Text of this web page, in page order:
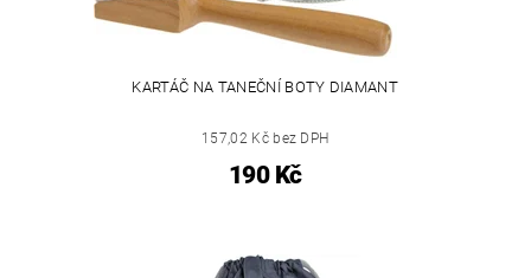
KARTÁČ NA TANEČNÍ BOTY DIAMANT
157,02 Kč bez DPH
190 Kč